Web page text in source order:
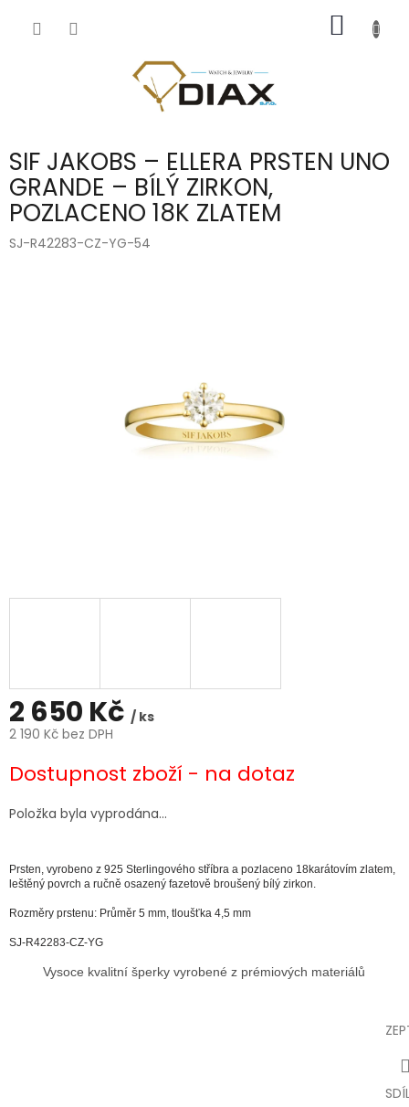
KOŠÍK
SIF JAKOBS – ELLERA PRSTEN UNO
GRANDE – BÍLÝ ZIRKON,
POZLACENO 18K ZLATEM
SJ-R42283-CZ-YG-54
2 650 Kč / ks
2 190 Kč bez DPH
cena:
Dostupnost zboží - na dotaz
Položka byla vyprodána…
Prsten, vyrobeno z 925 Sterlingového stříbra a pozlaceno 18karátovím zlatem,
leštěný povrch a ručně osazený fazetově broušený bílý zirkon.
Rozměry prstenu: Průměr 5 mm, tloušťka 4,5 mm
SJ-R42283-CZ-YG
Vysoce kvalitní šperky vyrobené z prémiových materiálů